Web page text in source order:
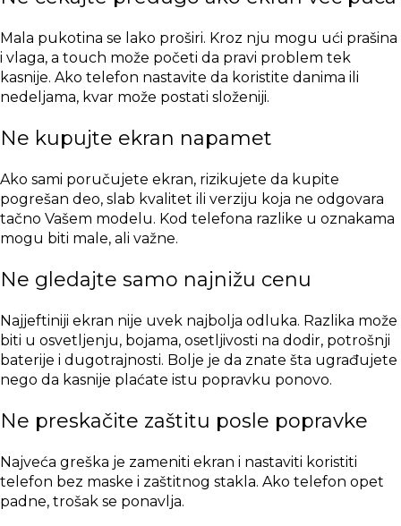
Mala pukotina se lako proširi. Kroz nju mogu ući prašina
i vlaga, a touch može početi da pravi problem tek
kasnije. Ako telefon nastavite da koristite danima ili
nedeljama, kvar može postati složeniji.
Ne kupujte ekran napamet
Ako sami poručujete ekran, rizikujete da kupite
pogrešan deo, slab kvalitet ili verziju koja ne odgovara
tačno Vašem modelu. Kod telefona razlike u oznakama
mogu biti male, ali važne.
Ne gledajte samo najnižu cenu
Najjeftiniji ekran nije uvek najbolja odluka. Razlika može
biti u osvetljenju, bojama, osetljivosti na dodir, potrošnji
baterije i dugotrajnosti. Bolje je da znate šta ugrađujete
nego da kasnije plaćate istu popravku ponovo.
Ne preskačite zaštitu posle popravke
Najveća greška je zameniti ekran i nastaviti koristiti
telefon bez maske i zaštitnog stakla. Ako telefon opet
padne, trošak se ponavlja.